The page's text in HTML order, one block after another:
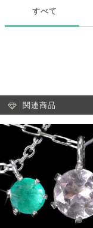
すべて
関連商品